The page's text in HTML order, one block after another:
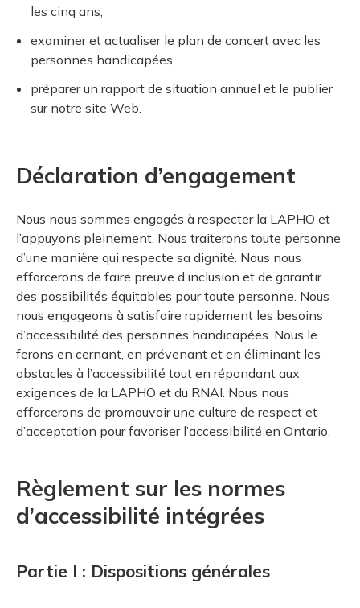
les cinq ans,
examiner et actualiser le plan de concert avec les
personnes handicapées,
préparer un rapport de situation annuel et le publier
sur notre site Web.
Déclaration d’engagement
Nous nous sommes engagés à respecter la LAPHO et
l’appuyons pleinement. Nous traiterons toute personne
d’une manière qui respecte sa dignité. Nous nous
efforcerons de faire preuve d’inclusion et de garantir
des possibilités équitables pour toute personne. Nous
nous engageons à satisfaire rapidement les besoins
d’accessibilité des personnes handicapées. Nous le
ferons en cernant, en prévenant et en éliminant les
obstacles à l’accessibilité tout en répondant aux
exigences de la LAPHO et du RNAI. Nous nous
efforcerons de promouvoir une culture de respect et
d’acceptation pour favoriser l’accessibilité en Ontario.
Règlement sur les normes
d’accessibilité intégrées
Partie I : Dispositions générales